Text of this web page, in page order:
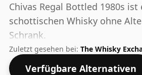
Chivas Regal Bottled 1980s
schottischen Whisky ohne
Schrank.
Zuletzt gesehen bei: The Whisky
Verfügbare Alternativen